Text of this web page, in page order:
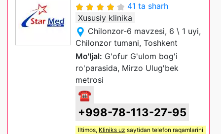
41 ta sharh
Xususiy klinika
Chilonzor-6 mavzesi, 6 \ 1 uyi,
Chilonzor tumani, Toshkent
Mo'ljal: G'ofur G'ulom bog'i
ro'parasida, Mirzo Ulug'bek
metrosi
☎
+998-78-113-27-95
Iltimos, Kliniks uz saytidan telefon raqamlarini